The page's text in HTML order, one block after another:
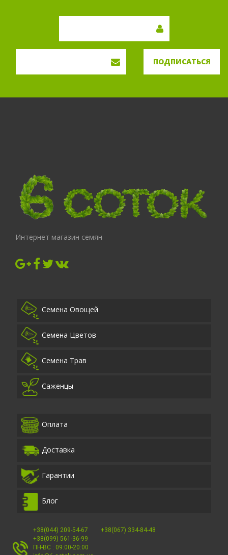
ПОДПИСАТЬСЯ
Интернет магазин семян
Семена Овощей
Семена Цветов
Семена Трав
Саженцы
Оплата
Доставка
Гарантии
Блог
+38(044) 209-54-67
+38(067) 334-84-48
+38(099) 561-36-99
ПН-ВС : 09:00-20:00